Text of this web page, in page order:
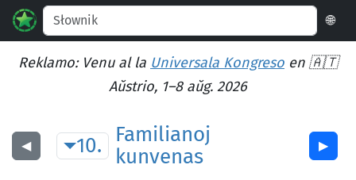
🌐
Reklamo: Venu al la Universala Kongreso en 🇦🇹
Aŭstrio, 1–8 aŭg. 2026
◀︎ 10.
Familianoj
kunvenas
▶︎